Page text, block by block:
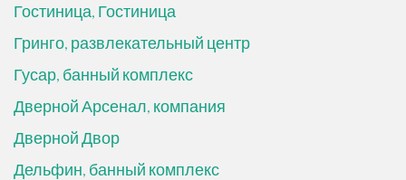
Гостиница, Гостиница
Гринго, развлекательный центр
Гусар, банный комплекс
Дверной Арсенал, компания
Дверной Двор
Дельфин, банный комплекс